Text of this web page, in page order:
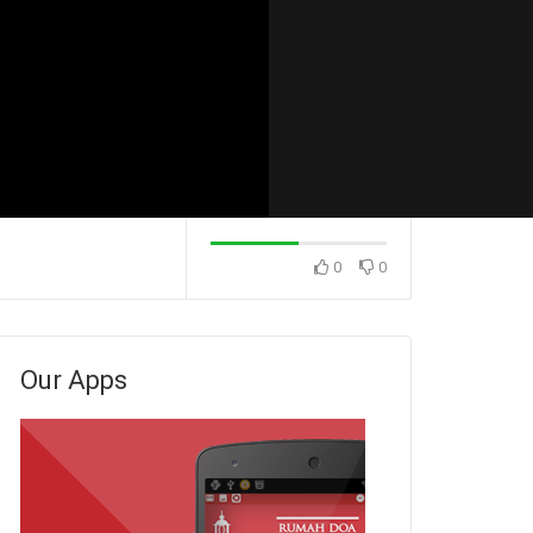
0 0
Our Apps